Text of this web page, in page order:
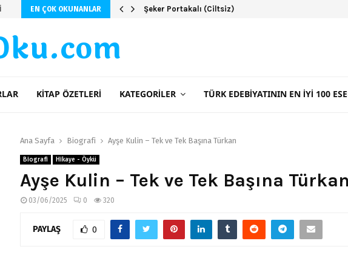
EN ÇOK OKUNANLAR Şeker Portakalı (Ciltsiz)
KITAP ÖZETLERI KATEGORILER TÜRK EDEBIYATININ EN İYI 100
Ana Sayfa Biografi Ayşe Kulin – Tek ve Tek Başına Türkan
Biografi Hikaye - Öykü
Ayşe Kulin – Tek ve Tek Başına Türkan
03/06/2025 0 320
PAYLAŞ 0